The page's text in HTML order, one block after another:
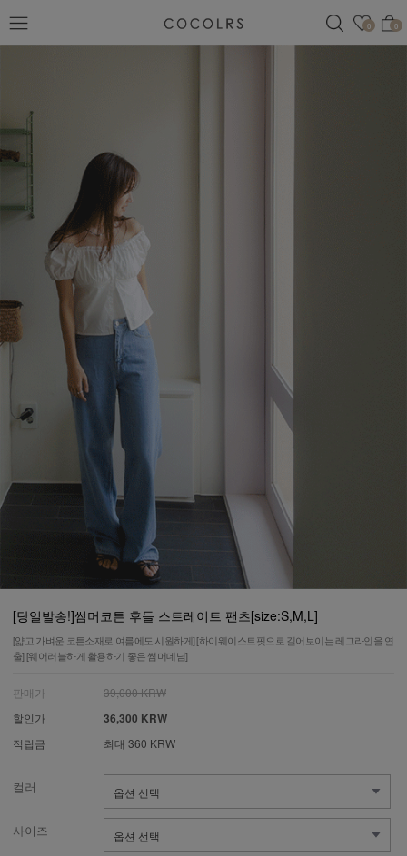
관심
0 0
검색
[당일발송!]썸머코튼 후들 스트레이트 팬츠[size:S,M,L]
[얇고 가벼운 코튼소재로 여름에도 시원하게] [하이웨이스트핏으로 길어보이는 레그라인을 연
출] [웨어러블하게 활용하기 좋은 썸머데님]
판매가
39,000 KRW
할인가
36,300 KRW
적립금 최대 360 KRW
컬러
사이즈